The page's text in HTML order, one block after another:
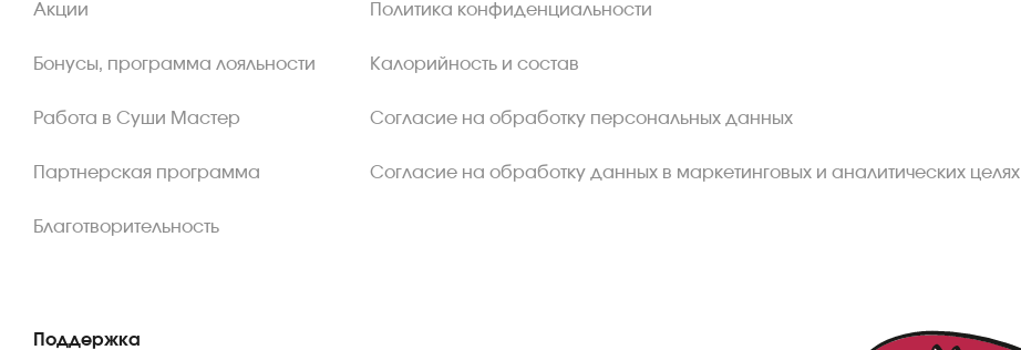
Акции
Бонусы, программа лояльности
Работа в Суши Мастер
Партнерская программа
Благотворительность
Политика конфиденциальности
Калорийность и состав
Согласие на обработку персональных данных
Согласие на обработку данных в маркетинговых и аналитических целях
Поддержка